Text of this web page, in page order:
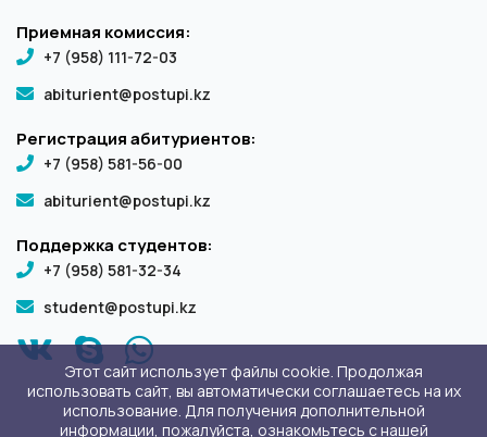
Приемная комиссия:
+7 (958) 111-72-03
abiturient@postupi.kz
Регистрация абитуриентов:
+7 (958) 581-56-00
abiturient@postupi.kz
Поддержка студентов:
+7 (958) 581-32-34
student@postupi.kz
Этот сайт использует файлы cookie. Продолжая
использовать сайт, вы автоматически соглашаетесь на их
использование. Для получения дополнительной
информации, пожалуйста, ознакомьтесь с нашей